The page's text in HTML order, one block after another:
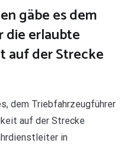
gäbe es dem
erlaubte
auf der Strecke
dem Triebfahrzeugführer
auf der Strecke
in